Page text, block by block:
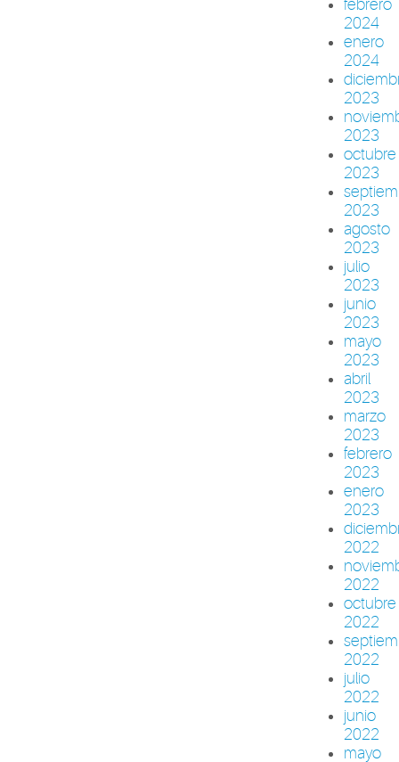
febrero
2024
enero
2024
2023
2023
octubre
2023
2023
agosto
2023
julio
2023
junio
2023
mayo
2023
abril
2023
marzo
2023
febrero
2023
enero
2023
2022
2022
octubre
2022
2022
julio
2022
junio
2022
mayo